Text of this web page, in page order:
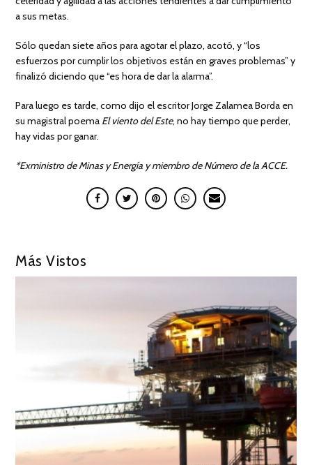
a sus metas.
Sólo quedan siete años para agotar el plazo, acotó, y “los
esfuerzos por cumplir los objetivos están en graves problemas” y
finalizó diciendo que “es hora de dar la alarma”.
Para luego es tarde, como dijo el escritor Jorge Zalamea Borda en
su magistral poema El viento del Este, no hay tiempo que perder,
hay vidas por ganar.
*Exministro de Minas y Energía y miembro de Número de la ACCE.
Más Vistos